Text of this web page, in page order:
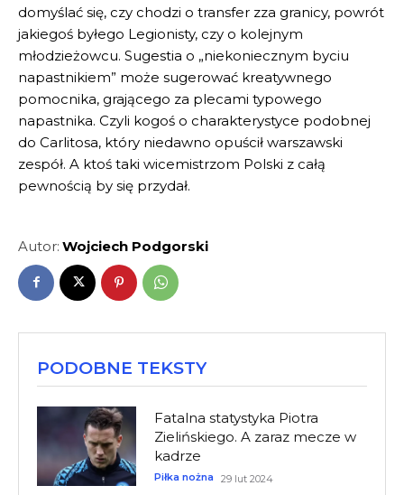
domyślać się, czy chodzi o transfer zza granicy, powrót
jakiegoś byłego Legionisty, czy o kolejnym
młodzieżowcu. Sugestia o „niekoniecznym byciu
napastnikiem” może sugerować kreatywnego
pomocnika, grającego za plecami typowego
napastnika. Czyli kogoś o charakterystyce podobnej
do Carlitosa, który niedawno opuścił warszawski
zespół. A ktoś taki wicemistrzom Polski z całą
pewnością by się przydał.
Autor: Wojciech Podgorski
PODOBNE TEKSTY
Fatalna statystyka Piotra
Zielińskiego. A zaraz mecze w
kadrze
Piłka nożna 29 lut 2024